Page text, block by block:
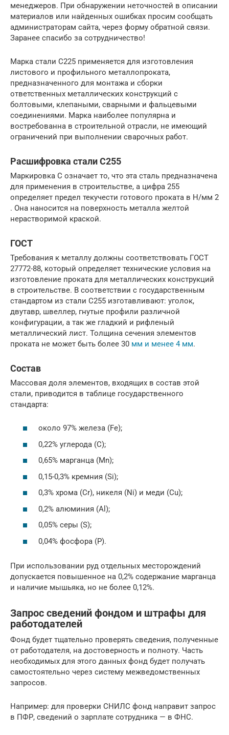
менеджеров. При обнаружении неточностей в описании
материалов или найденных ошибках просим сообщать
администраторам сайта, через форму обратной связи.
Заранее спасибо за сотрудничество!
Марка стали С225 применяется для изготовления
листового и профильного металлопроката,
предназначенного для монтажа и сборки
ответственных металлических конструкций с
болтовыми, клепаными, сварными и фальцевыми
соединениями. Марка наиболее популярна и
востребованна в строительной отрасли, не имеющий
ограничений при выполнении сварочных работ.
Расшифровка стали С255
Маркировка С означает то, что эта сталь предназначена
для применения в строительстве, а цифра 255
определяет предел текучести готового проката в Н/мм 2
. Она наносится на поверхность металла желтой
нерастворимой краской.
ГОСТ
Требования к металлу должны соответствовать ГОСТ
27772-88, который определяет технические условия на
изготовление проката для металлических конструкций
в строительстве. В соответствии с государственным
стандартом из стали С255 изготавливают: уголок,
двутавр, швеллер, гнутые профили различной
конфигурации, а так же гладкий и рифленый
металлический лист. Толщина сечения элементов
проката не может быть более 30 мм и менее 4 мм.
Состав
Массовая доля элементов, входящих в состав этой
стали, приводится в таблице государственного
стандарта:
около 97% железа (Fe);
0,22% углерода (C);
0,65% марганца (Mn);
0,15-0,3% кремния (Si);
0,3% хрома (Cr), никеля (Ni) и меди (Cu);
0,2% алюминия (Al);
0,05% серы (S);
0,04% фосфора (P).
При использовании руд отдельных месторождений
допускается повышенное на 0,2% содержание марганца
и наличие мышьяка, но не более 0,12%.
Запрос сведений фондом и штрафы для
работодателей
Фонд будет тщательно проверять сведения, полученные
от работодателя, на достоверность и полноту. Часть
необходимых для этого данных фонд будет получать
самостоятельно через систему межведомственных
запросов.
Например: для проверки СНИЛС фонд направит запрос
в ПФР, сведений о зарплате сотрудника — в ФНС.